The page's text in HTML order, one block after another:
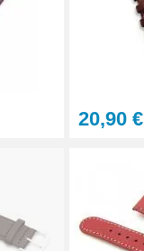
20,90 €